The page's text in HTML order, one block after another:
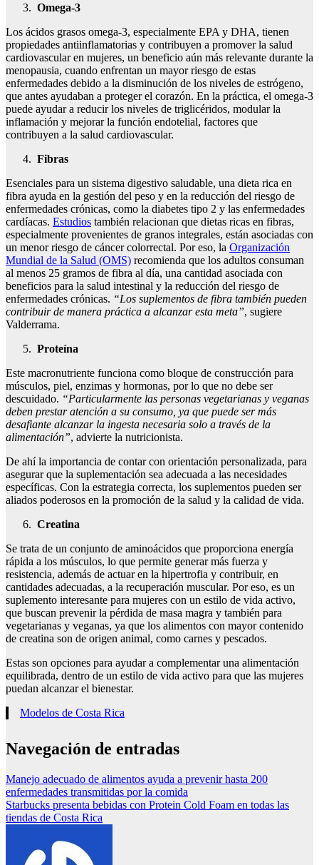
Omega-3
Los ácidos grasos omega-3, especialmente EPA y DHA, tienen
propiedades antiinflamatorias y contribuyen a promover la salud
cardiovascular en mujeres, un beneficio aún más relevante durante la
menopausia, cuando enfrentan un mayor riesgo de estas
enfermedades debido a la disminución de los niveles de estrógeno,
que antes ayudaban a proteger el corazón. En la práctica, el omega-3
puede ayudar a reducir los niveles de triglicéridos, modular la
inflamación y mejorar la función endotelial, factores que
contribuyen a la salud cardiovascular.
Fibras
Esenciales para un sistema digestivo saludable, una dieta rica en
fibra ayuda en la gestión del peso y en la reducción del riesgo de
enfermedades crónicas, como la diabetes tipo 2 y las enfermedades
cardíacas. Estudios también relacionan que dietas ricas en fibras,
especialmente provenientes de granos integrales, están asociadas con
un menor riesgo de cáncer colorrectal. Por eso, la Organización
Mundial de la Salud (OMS) recomienda que los adultos consuman
al menos 25 gramos de fibra al día, una cantidad asociada con
beneficios para la salud intestinal y la reducción del riesgo de
enfermedades crónicas. “Los suplementos de fibra también pueden
contribuir de manera práctica a alcanzar esta meta”, sugiere
Valderrama.
Proteína
Este macronutriente funciona como bloque de construcción para
músculos, piel, enzimas y hormonas, por lo que no debe ser
descuidado. “Particularmente las personas vegetarianas y veganas
deben prestar atención a su consumo, ya que puede ser más
desafiante alcanzar la ingesta necesaria solo a través de la
alimentación”, advierte la nutricionista.
De ahí la importancia de contar con orientación personalizada, para
asegurar que la suplementación sea adecuada a las necesidades
específicas. Con la estrategia correcta, los suplementos pueden ser
aliados poderosos en la promoción de la salud y la calidad de vida.
Creatina
Se trata de un conjunto de aminoácidos que proporciona energía
rápida a los músculos, lo que permite generar más fuerza y
resistencia, además de actuar en la hipertrofia y contribuir, en
cantidades adecuadas, a la recuperación muscular. Por eso, es un
suplemento interesante para mujeres con un estilo de vida activo,
que buscan prevenir la pérdida de masa magra y también para
vegetarianas y veganas, ya que los alimentos con mayor contenido
de creatina son de origen animal, como carnes y pescados.
Estas son opciones para ayudar a complementar una alimentación
equilibrada, dentro de un estilo de vida activo para que las mujeres
puedan alcanzar el bienestar.
Modelos de Costa Rica
Navegación de entradas
Manejo adecuado de alimentos ayuda a prevenir hasta 200
enfermedades transmitidas por la comida
Starbucks presenta bebidas con Protein Cold Foam en todas las
tiendas de Costa Rica